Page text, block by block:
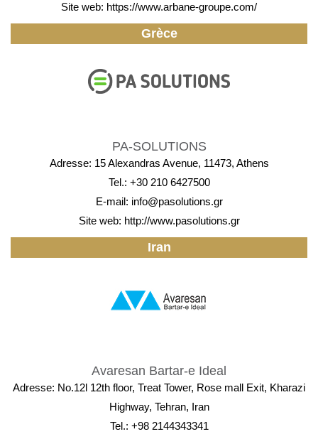
Site web: https://www.arbane-groupe.com/
Grèce
PA-SOLUTIONS
Adresse: 15 Alexandras Avenue, 11473, Athens
Tel.: +30 210 6427500
E-mail: info@pasolutions.gr
Site web: http://www.pasolutions.gr
Iran
Avaresan Bartar-e Ideal
Adresse: No.12l 12th floor, Treat Tower, Rose mall Exit, Kharazi
Highway, Tehran, Iran
Tel.: +98 2144343341